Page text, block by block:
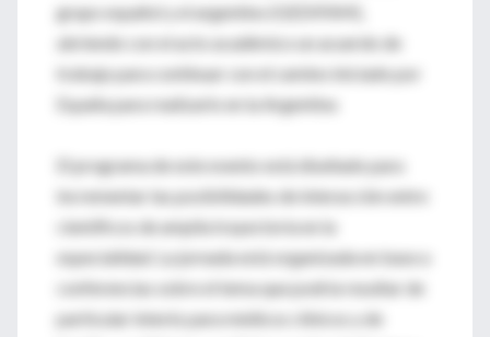
grupo español y el argentino (GEDIFAM),
abriendo con el acto académico un acuerdo de
trabajo para continuar con el camino iniciado por
España para realizarlo en la Argentina
El programa de este evento está diseñado para
incrementar las posibilidades de interacción entre
científicos de amplia trayectoria en la
especialidad. La jornada está organizada en base a
conferencias sobre el tema que podría resultar de
particular interés para médicos clínicos y de